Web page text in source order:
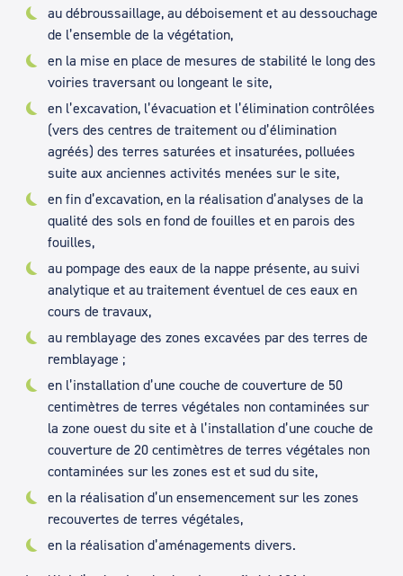
au débroussaillage, au déboisement et au dessouchage
de l’ensemble de la végétation,
en la mise en place de mesures de stabilité le long des
voiries traversant ou longeant le site,
en l’excavation, l’évacuation et l’élimination contrôlées
(vers des centres de traitement ou d’élimination
agréés) des terres saturées et insaturées, polluées
suite aux anciennes activités menées sur le site,
en fin d’excavation, en la réalisation d’analyses de la
qualité des sols en fond de fouilles et en parois des
fouilles,
au pompage des eaux de la nappe présente, au suivi
analytique et au traitement éventuel de ces eaux en
cours de travaux,
au remblayage des zones excavées par des terres de
remblayage ;
en l’installation d’une couche de couverture de 50
centimètres de terres végétales non contaminées sur
la zone ouest du site et à l’installation d’une couche de
couverture de 20 centimètres de terres végétales non
contaminées sur les zones est et sud du site,
en la réalisation d’un ensemencement sur les zones
recouvertes de terres végétales,
en la réalisation d’aménagements divers.